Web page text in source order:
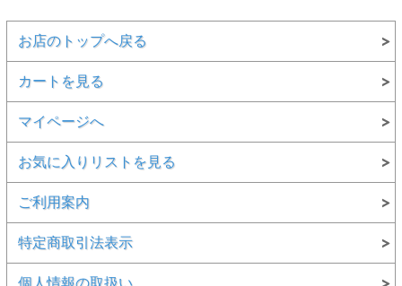
お店のトップへ戻る
カートを見る
マイページへ
お気に入りリストを見る
ご利用案内
特定商取引法表示
個人情報の取扱い